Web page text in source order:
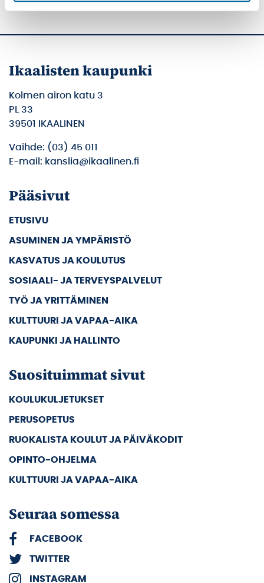
Ikaalisten kaupunki
Kolmen airon katu 3
PL 33
39501 IKAALINEN
Vaihde: (03) 45 011
E-mail: kanslia@ikaalinen.fi
Pääsivut
ETUSIVU
ASUMINEN JA YMPÄRISTÖ
KASVATUS JA KOULUTUS
SOSIAALI- JA TERVEYSPALVELUT
TYÖ JA YRITTÄMINEN
KULTTUURI JA VAPAA-AIKA
KAUPUNKI JA HALLINTO
Suosituimmat sivut
KOULUKULJETUKSET
PERUSOPETUS
RUOKALISTA KOULUT JA PÄIVÄKODIT
OPINTO-OHJELMA
KULTTUURI JA VAPAA-AIKA
Seuraa somessa
FACEBOOK
TWITTER
INSTAGRAM